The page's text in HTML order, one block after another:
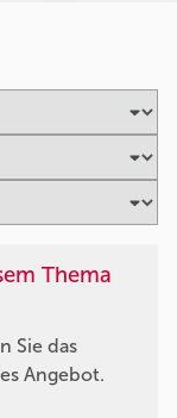
Thema
Sie das
Angebot.